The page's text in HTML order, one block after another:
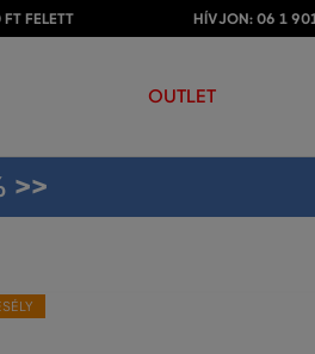
FELETT HÍVJON: 06 1
OUTLET
>>